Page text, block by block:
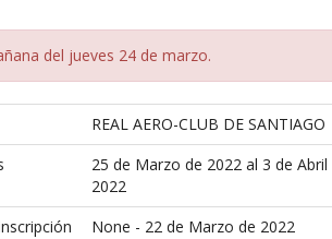
del jueves 24 de marzo.
REAL AERO-CLUB DE SANTIAGO
25 de Marzo de 2022 al 3 de Abril
2022
None - 22 de Marzo de 2022